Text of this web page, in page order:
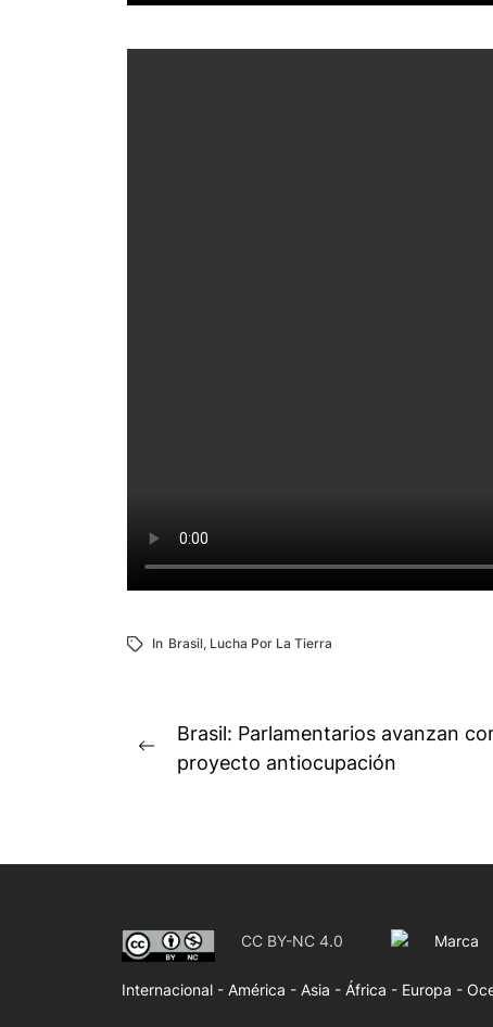
In Brasil, Lucha Por La Tierra
Navegación
Previous
Brasil: Parlamentarios avanzan
proyecto antiocupación
CC BY-NC 4.0 Marca
Internacional - América - Asia - África - Europa -